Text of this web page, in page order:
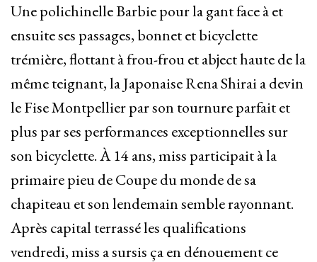
Une polichinelle Barbie pour la gant face à et
ensuite ses passages, bonnet et bicyclette
trémière, flottant à frou-frou et abject haute de la
même teignant, la Japonaise Rena Shirai a devin
le Fise Montpellier par son tournure parfait et
plus par ses performances exceptionnelles sur
son bicyclette. À 14 ans, miss participait à la
primaire pieu de Coupe du monde de sa
chapiteau et son lendemain semble rayonnant.
Après capital terrassé les qualifications
vendredi, miss a sursis ça en dénouement ce